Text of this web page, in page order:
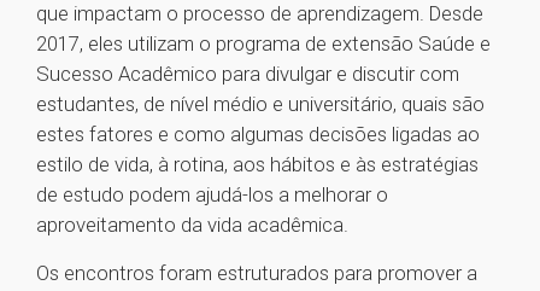
que impactam o processo de aprendizagem. Desde
2017, eles utilizam o programa de extensão Saúde e
Sucesso Acadêmico para divulgar e discutir com
estudantes, de nível médio e universitário, quais são
estes fatores e como algumas decisões ligadas ao
estilo de vida, à rotina, aos hábitos e às estratégias
de estudo podem ajudá-los a melhorar o
aproveitamento da vida acadêmica.
Os encontros foram estruturados para promover a